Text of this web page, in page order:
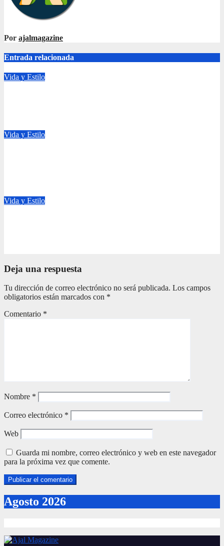
Por ajalmagazine
Entrada relacionada
Vida y Estilo
Vida y Estilo
Vida y Estilo
Deja una respuesta
Tu dirección de correo electrónico no será publicada. Los campos
obligatorios están marcados con *
Comentario *
Nombre *
Correo electrónico *
Web
Guarda mi nombre, correo electrónico y web en este navegador
para la próxima vez que comente.
Agosto 2026